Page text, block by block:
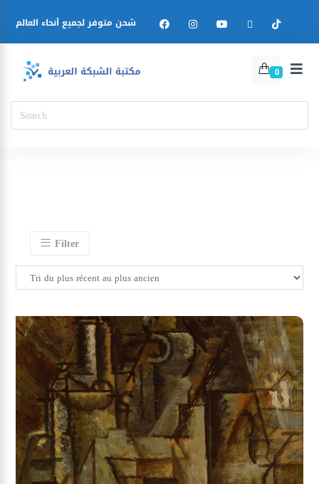
شحن متوفر لجميع أنحاء العالم
0
Filter